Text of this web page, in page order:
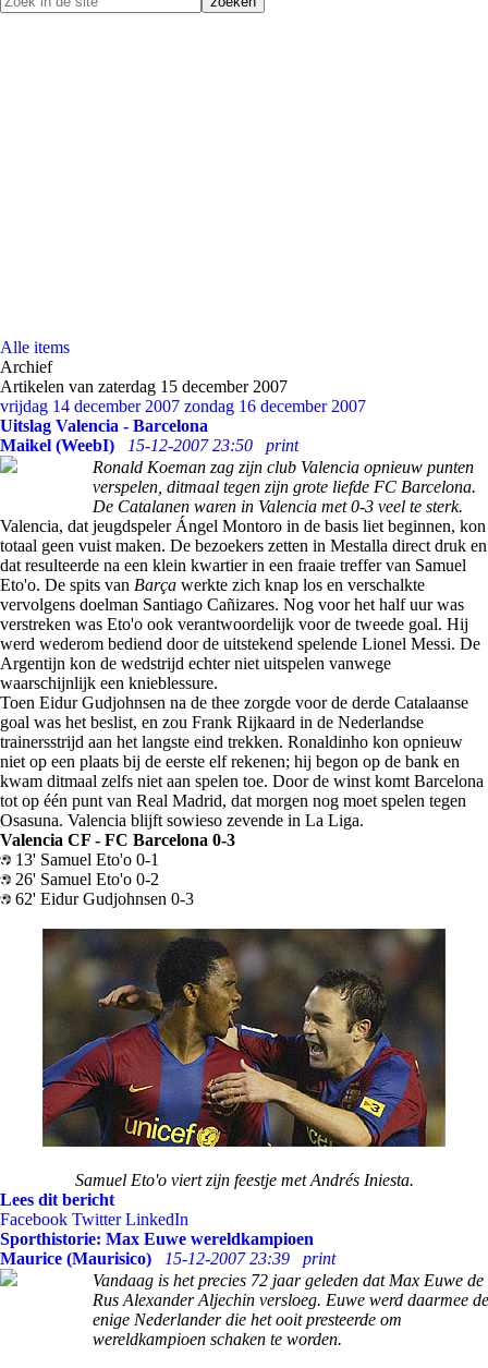
Alle items
Archief
Artikelen van zaterdag 15 december 2007
vrijdag 14 december 2007 zondag 16 december 2007
Uitslag Valencia - Barcelona
Maikel (WeebI)
15-12-2007 23:50
print
Ronald Koeman zag zijn club Valencia opnieuw punten
verspelen, ditmaal tegen zijn grote liefde FC Barcelona.
De Catalanen waren in Valencia met 0-3 veel te sterk.
Valencia, dat jeugdspeler Ángel Montoro in de basis liet beginnen, kon
totaal geen vuist maken. De bezoekers zetten in Mestalla direct druk en
dat resulteerde na een klein kwartier in een fraaie treffer van Samuel
Eto'o. De spits van Barça werkte zich knap los en verschalkte
vervolgens doelman Santiago Cañizares. Nog voor het half uur was
verstreken was Eto'o ook verantwoordelijk voor de tweede goal. Hij
werd wederom bediend door de uitstekend spelende Lionel Messi. De
Argentijn kon de wedstrijd echter niet uitspelen vanwege
waarschijnlijk een knieblessure.
Toen Eidur Gudjohnsen na de thee zorgde voor de derde Catalaanse
goal was het beslist, en zou Frank Rijkaard in de Nederlandse
trainersstrijd aan het langste eind trekken. Ronaldinho kon opnieuw
niet op een plaats bij de eerste elf rekenen; hij begon op de bank en
kwam ditmaal zelfs niet aan spelen toe. Door de winst komt Barcelona
tot op één punt van Real Madrid, dat morgen nog moet spelen tegen
Osasuna. Valencia blijft sowieso zevende in La Liga.
Valencia CF - FC Barcelona 0-3
13' Samuel Eto'o 0-1
26' Samuel Eto'o 0-2
62' Eidur Gudjohnsen 0-3
Samuel Eto'o viert zijn feestje met Andrés Iniesta.
Lees dit bericht
Facebook Twitter LinkedIn
Sporthistorie: Max Euwe wereldkampioen
Maurice (Maurisico)
15-12-2007 23:39
print
Vandaag is het precies 72 jaar geleden dat Max Euwe de
Rus Alexander Aljechin versloeg. Euwe werd daarmee de
enige Nederlander die het ooit presteerde om
wereldkampioen schaken te worden.